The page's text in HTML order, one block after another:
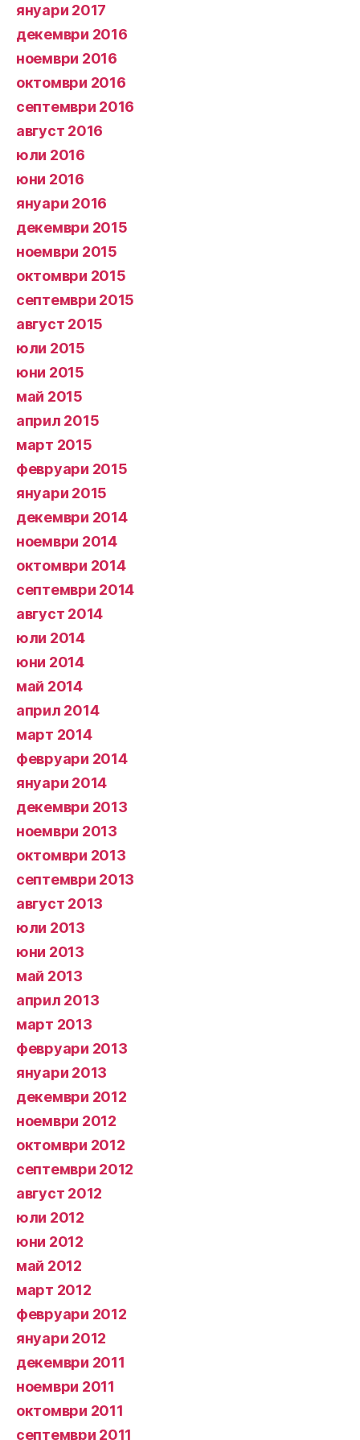
януари 2017
декември 2016
ноември 2016
октомври 2016
септември 2016
август 2016
юли 2016
юни 2016
януари 2016
декември 2015
ноември 2015
октомври 2015
септември 2015
август 2015
юли 2015
юни 2015
май 2015
април 2015
март 2015
февруари 2015
януари 2015
декември 2014
ноември 2014
октомври 2014
септември 2014
август 2014
юли 2014
юни 2014
май 2014
април 2014
март 2014
февруари 2014
януари 2014
декември 2013
ноември 2013
октомври 2013
септември 2013
август 2013
юли 2013
юни 2013
май 2013
април 2013
март 2013
февруари 2013
януари 2013
декември 2012
ноември 2012
октомври 2012
септември 2012
август 2012
юли 2012
юни 2012
май 2012
март 2012
февруари 2012
януари 2012
декември 2011
ноември 2011
октомври 2011
септември 2011